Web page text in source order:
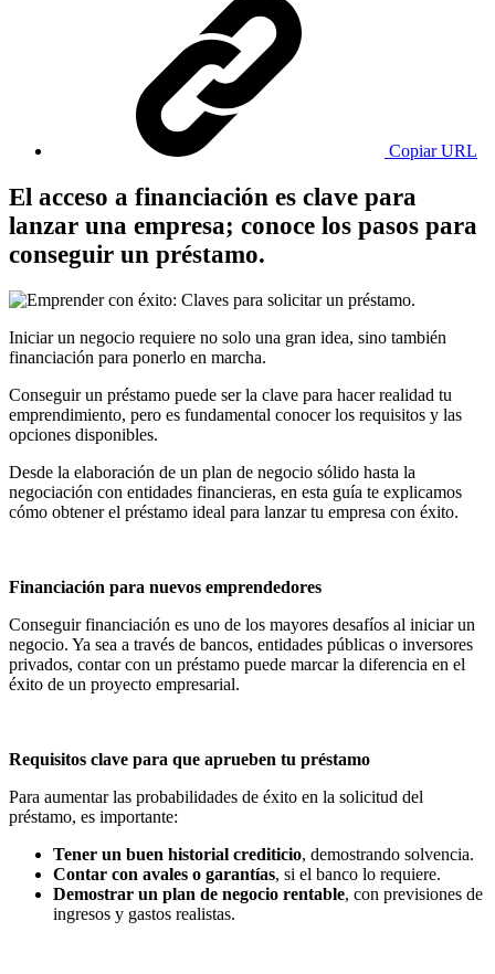
Copiar URL
El acceso a financiación es clave para
lanzar una empresa; conoce los pasos para
conseguir un préstamo.
Iniciar un negocio requiere no solo una gran idea, sino también
financiación para ponerlo en marcha.
Conseguir un préstamo puede ser la clave para hacer realidad tu
emprendimiento, pero es fundamental conocer los requisitos y las
opciones disponibles.
Desde la elaboración de un plan de negocio sólido hasta la
negociación con entidades financieras, en esta guía te explicamos
cómo obtener el préstamo ideal para lanzar tu empresa con éxito.
Financiación para nuevos emprendedores
Conseguir financiación es uno de los mayores desafíos al iniciar un
negocio. Ya sea a través de bancos, entidades públicas o inversores
privados, contar con un préstamo puede marcar la diferencia en el
éxito de un proyecto empresarial.
Requisitos clave para que aprueben tu préstamo
Para aumentar las probabilidades de éxito en la solicitud del
préstamo, es importante:
Tener un buen historial crediticio, demostrando solvencia.
Contar con avales o garantías, si el banco lo requiere.
Demostrar un plan de negocio rentable, con previsiones de
ingresos y gastos realistas.